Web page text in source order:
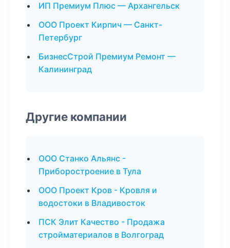
ИП Премиум Плюс — Архангельск
ООО Проект Кирпич — Санкт-
Петербург
БизнесСтрой Премиум Ремонт —
Калининград
Другие компании
ООО Станко Альянс -
Приборостроение в Тула
ООО Проект Кров - Кровля и
водостоки в Владивосток
ПСК Элит Качество - Продажа
стройматериалов в Волгоград